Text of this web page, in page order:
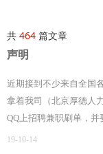
共 464 篇文章
声明
近期接到不少来自全国
拿着我司（北京厚德人
QQ上招聘兼职刷单，并
19-10-14